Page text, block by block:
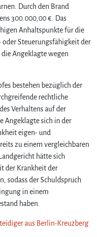
Durch den Brand
300.000,00 €. Das
Anhaltspunkte für die
Steuerungsfähigkeit der
Angeklagte wegen
bestehen bezüglich der
rechtliche
Verhaltens auf der
Angeklagte sich in der
eigen- und
zu einem vergleichbaren
hätte sich
der Krankheit der
sodass der Schuldspruch
in einem
haben.
aus Berlin-Kreuzberg